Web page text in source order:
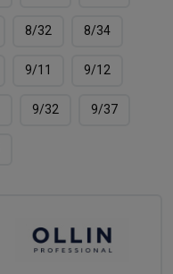
8/32 8/34
9/11 9/12
9/32 9/37